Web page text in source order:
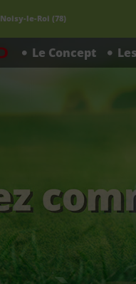
Noisy-le-Roi (78)
Le Concept